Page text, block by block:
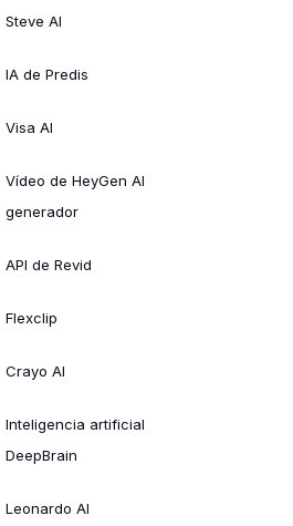
Steve AI
IA de Predis
Visa AI
Vídeo de HeyGen AI
generador
API de Revid
Flexclip
Crayo AI
Inteligencia artificial
DeepBrain
Leonardo AI